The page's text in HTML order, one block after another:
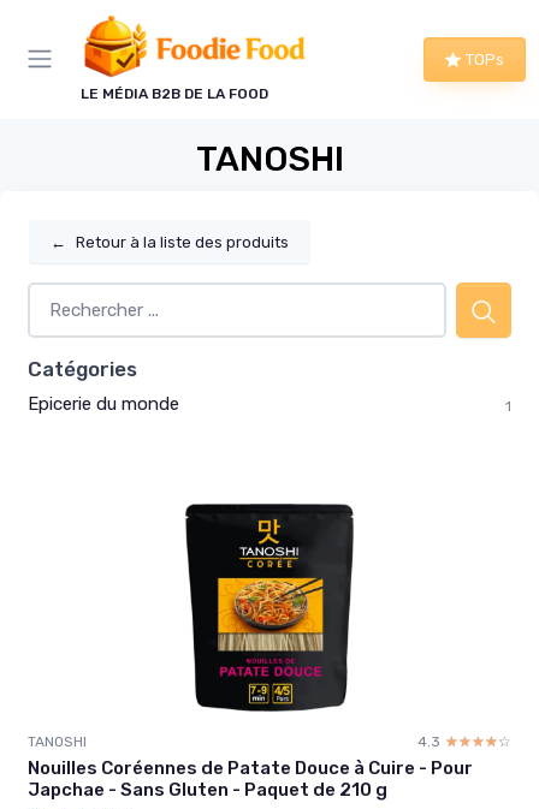
LE MÉDIA B2B DE LA FOOD
TOPs
TANOSHI
← Retour à la liste des produits
Catégories
Epicerie du monde 1
TANOSHI 4.3 ☆☆☆☆☆
★★★★★
Nouilles Coréennes de Patate Douce à Cuire - Pour
Japchae - Sans Gluten - Paquet de 210 g
Panneau de gestion des cookies